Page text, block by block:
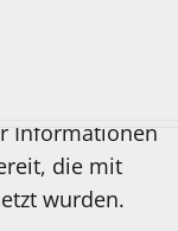
mit
Informationen
die mit
wurden.